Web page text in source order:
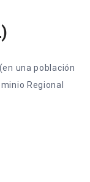
una población
Regional